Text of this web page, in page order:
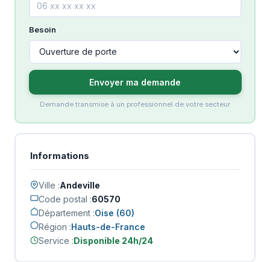
Besoin
Envoyer ma demande
Demande transmise à un professionnel de votre secteur
Informations
Ville :Andeville
Code postal :60570
Département :Oise (60)
Région :Hauts-de-France
Service :Disponible 24h/24